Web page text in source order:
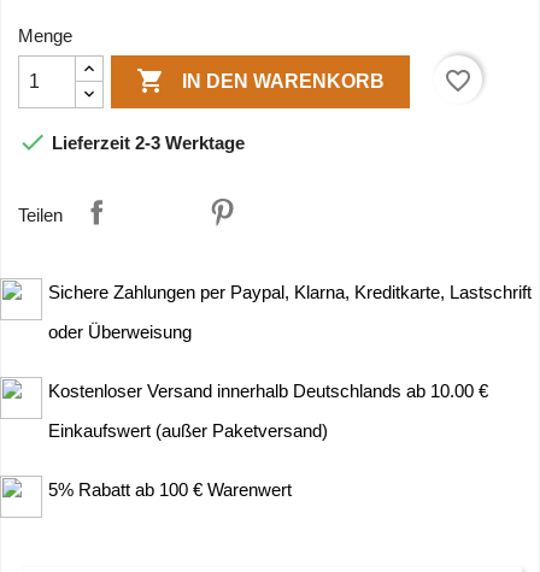
Menge
 IN DEN WARENKORB favorite_border
 Lieferzeit 2-3 Werktage
Teilen
Sichere Zahlungen per Paypal, Klarna, Kreditkarte, Lastschrift
oder Überweisung
Kostenloser Versand innerhalb Deutschlands ab 10.00 €
Einkaufswert (außer Paketversand)
5% Rabatt ab 100 € Warenwert